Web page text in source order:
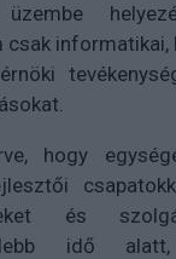
csak informatikai,
hogy
és
idő